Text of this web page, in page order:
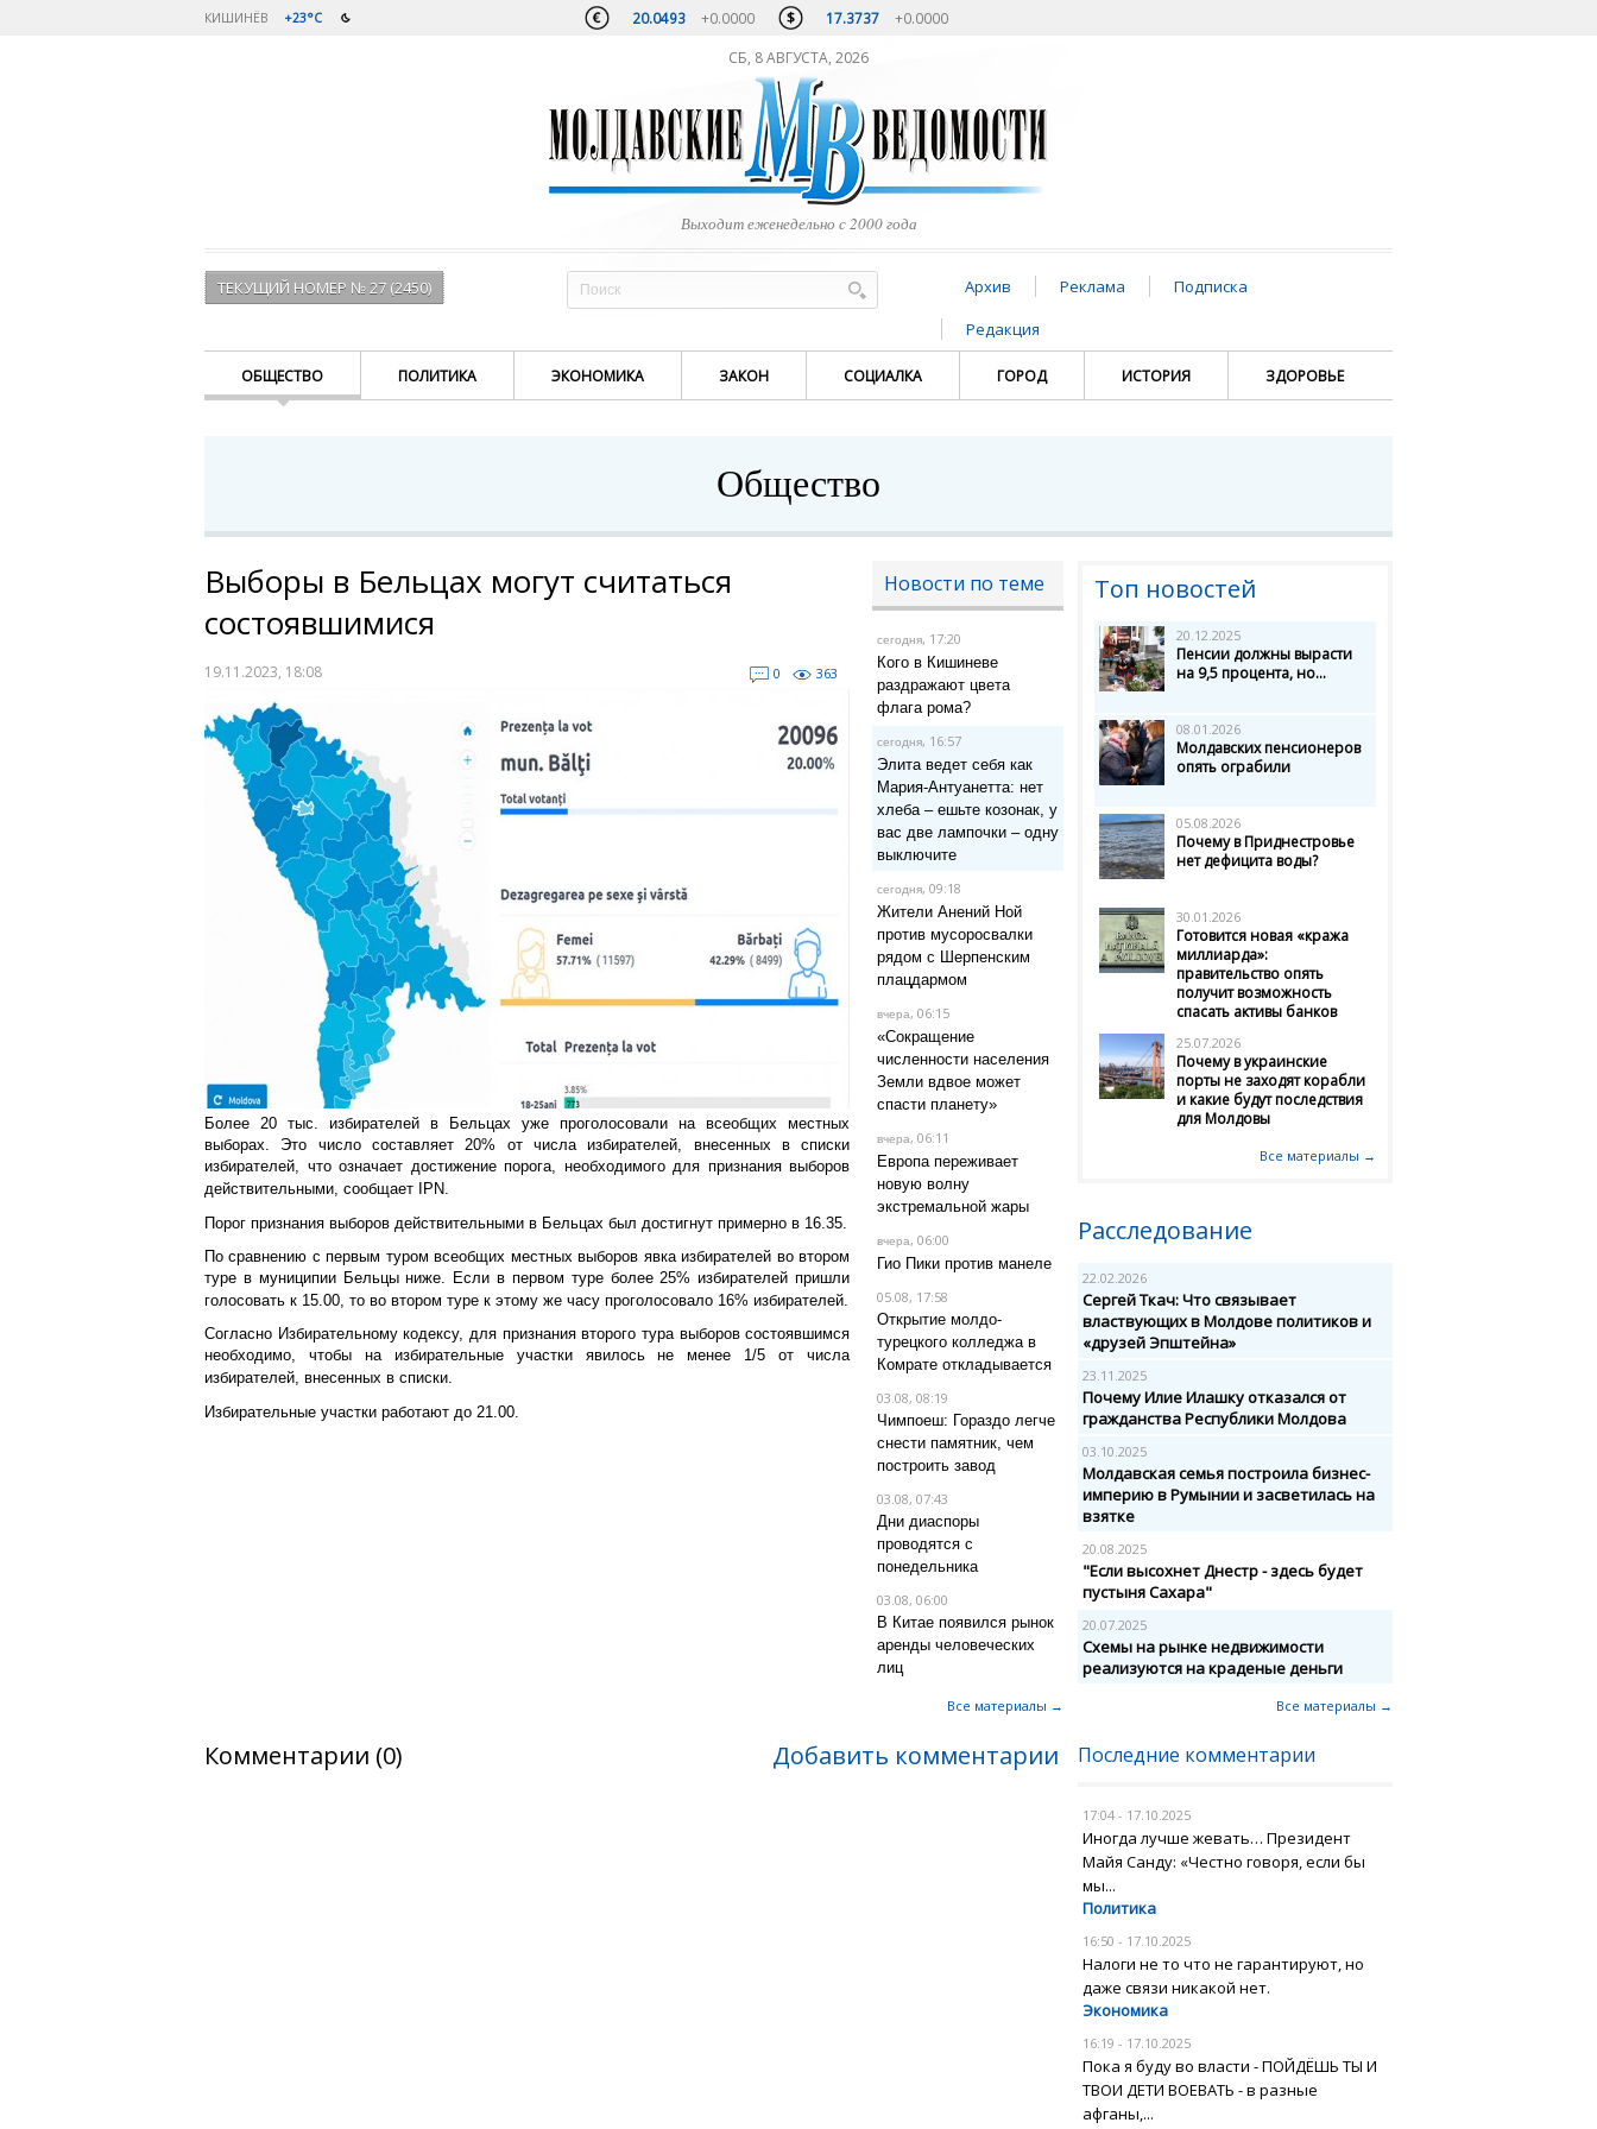
КИШИНЁВ +23°C 20.0493 +0.0000 17.3737 +0.0000
СБ, 8 АВГУСТА, 2026
Выходит еженедельно с 2000 года
ТЕКУЩИЙ НОМЕР № 27 (2450) Архив Реклама
Подписка
Редакция
ОБЩЕСТВО ПОЛИТИКА ЭКОНОМИКА ЗАКОН СОЦИАЛКА ГОРОД ИСТОРИЯ ЗДОРОВЬЕ
Общество
Выборы в Бельцах могут считаться
состоявшимися
19.11.2023, 18:08 0 363
Более 20 тыс. избирателей в Бельцах уже проголосовали на всеобщих местных
выборах. Это число составляет 20% от числа избирателей, внесенных в списки
избирателей, что означает достижение порога, необходимого для признания выборов
действительными, сообщает IPN.
Порог признания выборов действительными в Бельцах был достигнут примерно в 16.35.
По сравнению с первым туром всеобщих местных выборов явка избирателей во втором
туре в муниципии Бельцы ниже. Если в первом туре более 25% избирателей пришли
голосовать к 15.00, то во втором туре к этому же часу проголосовало 16% избирателей.
Согласно Избирательному кодексу, для признания второго тура выборов состоявшимся
необходимо, чтобы на избирательные участки явилось не менее 1/5 от числа
избирателей, внесенных в списки.
Избирательные участки работают до 21.00.
Новости по теме
сегодня, 17:20
Кого в Кишиневе
раздражают цвета
флага рома?
сегодня, 16:57
Элита ведет себя как
Мария-Антуанетта: нет
хлеба – ешьте козонак, у
вас две лампочки – одну
выключите
сегодня, 09:18
Жители Анений Ной
против мусоросвалки
рядом с Шерпенским
плацдармом
вчера, 06:15
«Сокращение
численности населения
Земли вдвое может
спасти планету»
вчера, 06:11
Европа переживает
новую волну
экстремальной жары
вчера, 06:00
Гио Пики против манеле
05.08, 17:58
Открытие молдо-
турецкого колледжа в
Комрате откладывается
03.08, 08:19
Чимпоеш: Гораздо легче
снести памятник, чем
построить завод
03.08, 07:43
Дни диаспоры
проводятся с
понедельника
03.08, 06:00
В Китае появился рынок
аренды человеческих
лиц
Все материалы →
Комментарии (0) Добавить комментарии
Топ новостей
20.12.2025
Пенсии должны вырасти
на 9,5 процента, но...
08.01.2026
Молдавских пенсионеров
опять ограбили
05.08.2026
Почему в Приднестровье
нет дефицита воды?
30.01.2026
Готовится новая «кража
миллиарда»:
правительство опять
получит возможность
спасать активы банков
25.07.2026
Почему в украинские
порты не заходят корабли
и какие будут последствия
для Молдовы
Все материалы →
Расследование
22.02.2026
Сергей Ткач: Что связывает
властвующих в Молдове политиков и
«друзей Эпштейна»
23.11.2025
Почему Илие Илашку отказался от
гражданства Республики Молдова
03.10.2025
Молдавская семья построила бизнес-
империю в Румынии и засветилась на
взятке
20.08.2025
"Если высохнет Днестр - здесь будет
пустыня Сахара"
20.07.2025
Схемы на рынке недвижимости
реализуются на краденые деньги
Все материалы →
Последние комментарии
17:04 - 17.10.2025
Иногда лучше жевать… Президент
Майя Санду: «Честно говоря, если бы
мы...
Политика
16:50 - 17.10.2025
Налоги не то что не гарантируют, но
даже связи никакой нет.
Экономика
16:19 - 17.10.2025
Пока я буду во власти - ПОЙДЁШЬ ТЫ И
ТВОИ ДЕТИ ВОЕВАТЬ - в разные
афганы,...